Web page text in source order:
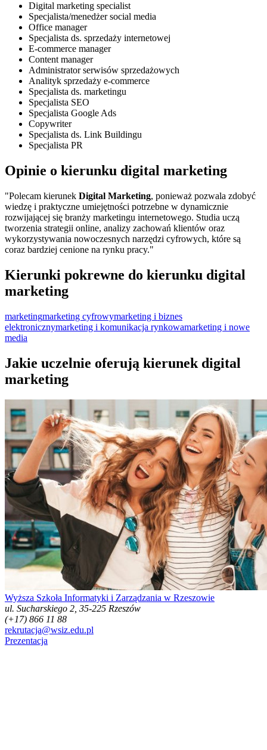
Digital marketing specialist
Specjalista/menedżer social media
Office manager
Specjalista ds. sprzedaży internetowej
E-commerce manager
Content manager
Administrator serwisów sprzedażowych
Analityk sprzedaży e-commerce
Specjalista ds. marketingu
Specjalista SEO
Specjalista Google Ads
Copywriter
Specjalista ds. Link Buildingu
Specjalista PR
Opinie o kierunku digital marketing
"Polecam kierunek Digital Marketing, ponieważ pozwala zdobyć
wiedzę i praktyczne umiejętności potrzebne w dynamicznie
rozwijającej się branży marketingu internetowego. Studia uczą
tworzenia strategii online, analizy zachowań klientów oraz
wykorzystywania nowoczesnych narzędzi cyfrowych, które są
coraz bardziej cenione na rynku pracy."
Kierunki pokrewne do kierunku digital
marketing
marketingmarketing cyfrowymarketing i biznes
elektronicznymarketing i komunikacja rynkowamarketing i nowe
media
Jakie uczelnie oferują kierunek digital
marketing
Wyższa Szkoła Informatyki i Zarządzania w Rzeszowie
ul. Sucharskiego 2, 35-225 Rzeszów
(+17) 866 11 88
rekrutacja@wsiz.edu.pl
Prezentacja